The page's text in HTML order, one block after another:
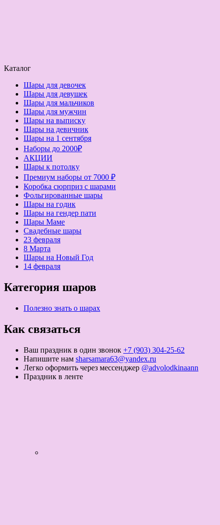
Каталог
Шары для девочек
Шары для девушек
Шары для мальчиков
Шары для мужчин
Шары на выписку
Шары на девичник
Шары на 1 сентября
Наборы до 2000₽
АКЦИИ
Шары к потолку
Премиум наборы от 7000 ₽
Коробка сюрприз с шарами
Фольгированные шары
Шары на годик
Шары на гендер пати
Шары Маме
Свадебные шары
23 февраля
8 Марта
Шары на Новый Год
14 февраля
Категория шаров
Полезно знать о шарах
Как связаться
Ваш праздник в один звонок +7 (903) 304-25-62
Напишите нам sharsamara63@yandex.ru
Легко оформить через мессенджер @advolodkinaann
Праздник в ленте